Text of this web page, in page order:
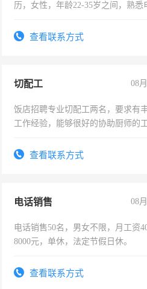
历，女性，年龄22-35岁之间，熟悉
试用期1-3个月，转正后交纳五险，
查看联系方式
切配工 08
饭店招聘专业切配工两名，要求有
工作经验，能够很好的协助厨师的
4500。查看联系方式
电话销售 08
电话销售50名，男女不限，月工资
8000元，单休，法定节假日休。
查看联系方式